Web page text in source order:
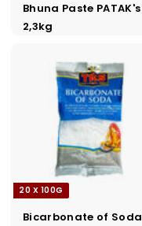
Bhuna Paste PATAK's
2,3kg
20 X 100G
Bicarbonate of Soda